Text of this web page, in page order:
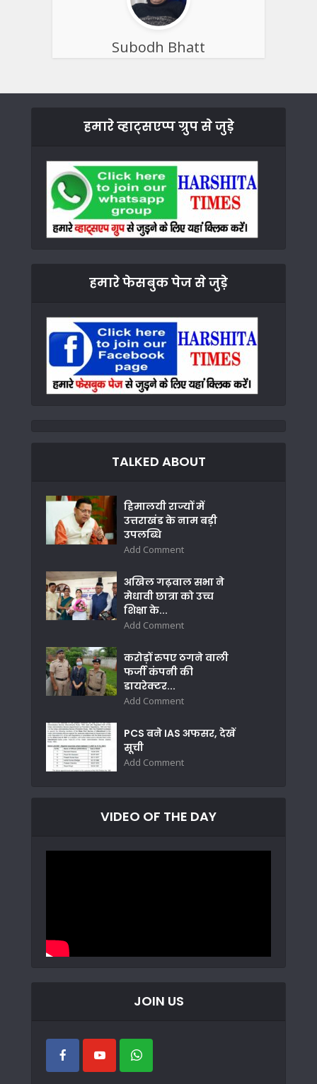
Subodh Bhatt
हमारे व्हाट्सएप्प ग्रुप से जुड़े
हमारे फेसबुक पेज से जुड़े
TALKED ABOUT
हिमालयी राज्यों में
उत्तराखंड के नाम बड़ी
उपलब्धि
Add Comment
अखिल गढ़वाल सभा ने
मेधावी छात्रा को उच्च
शिक्षा के...
Add Comment
करोड़ों रुपए ठगने वाली
फर्जी कंपनी की
डायरेक्टर...
Add Comment
PCS बने IAS अफसर, देखें
सूची
Add Comment
VIDEO OF THE DAY
JOIN US